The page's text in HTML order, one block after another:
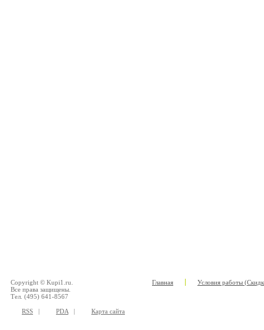
Copyright © Kupi1.ru.
Все права защищены.
Тел. (495) 641-8567
RSS | PDA | Карта сайта
Главная Условия работы